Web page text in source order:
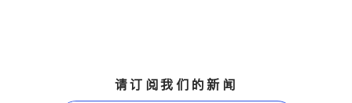
请订阅我们的新闻